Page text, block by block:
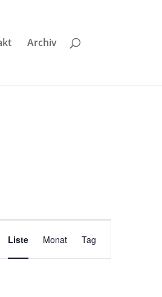
Archiv
Veranstaltung
Ansichten-
Navigation
Liste Monat Tag